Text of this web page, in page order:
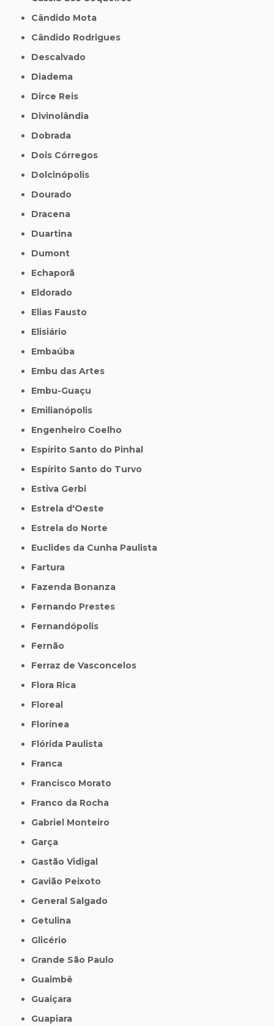
Cândido Mota
Cândido Rodrigues
Descalvado
Diadema
Dirce Reis
Divinolândia
Dobrada
Dois Córregos
Dolcinópolis
Dourado
Dracena
Duartina
Dumont
Echaporã
Eldorado
Elias Fausto
Elisiário
Embaúba
Embu das Artes
Embu-Guaçu
Emilianópolis
Engenheiro Coelho
Espírito Santo do Pinhal
Espírito Santo do Turvo
Estiva Gerbi
Estrela d'Oeste
Estrela do Norte
Euclides da Cunha Paulista
Fartura
Fazenda Bonanza
Fernando Prestes
Fernandópolis
Fernão
Ferraz de Vasconcelos
Flora Rica
Floreal
Florínea
Flórida Paulista
Franca
Francisco Morato
Franco da Rocha
Gabriel Monteiro
Garça
Gastão Vidigal
Gavião Peixoto
General Salgado
Getulina
Glicério
Grande São Paulo
Guaimbê
Guaiçara
Guapiara